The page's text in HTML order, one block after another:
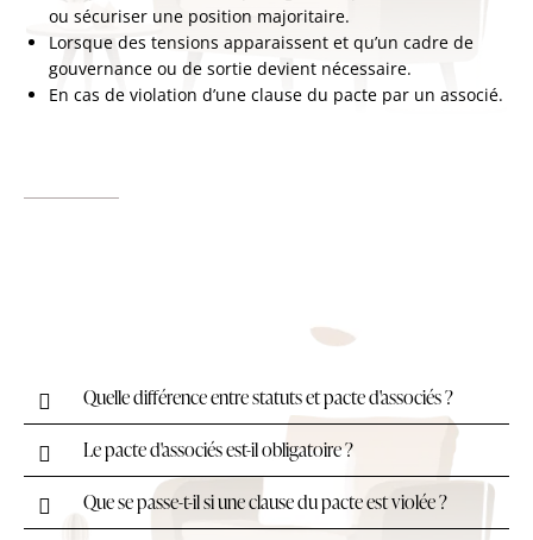
ou sécuriser une position majoritaire.
Lorsque des tensions apparaissent et qu’un cadre de
gouvernance ou de sortie devient nécessaire.
En cas de violation d’une clause du pacte par un associé.
Quelle différence entre statuts et pacte d'associés ?
Le pacte d'associés est-il obligatoire ?
Que se passe-t-il si une clause du pacte est violée ?